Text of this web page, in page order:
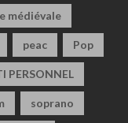
médiévale
peac Pop
PERSONNEL
soprano